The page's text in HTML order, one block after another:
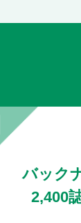
バック
2,400